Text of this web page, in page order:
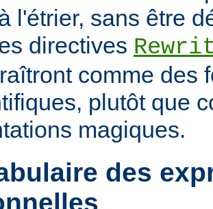
l'étrier, sans être
directives
comme des
plutôt que
magiques.
des